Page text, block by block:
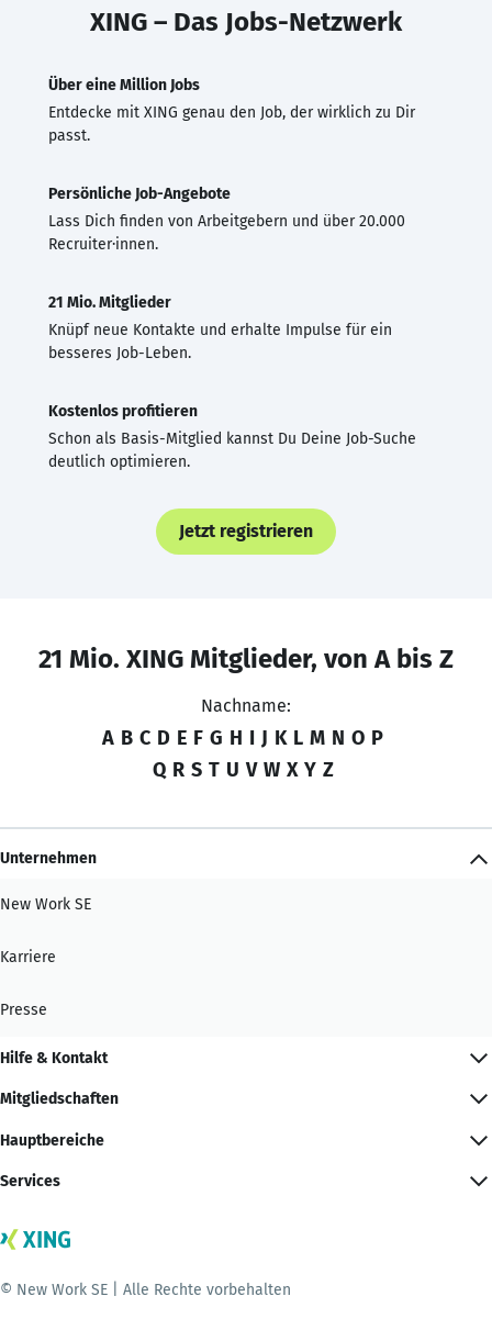
XING – Das Jobs-Netzwerk
Über eine Million Jobs
Entdecke mit XING genau den Job, der wirklich zu Dir
passt.
Persönliche Job-Angebote
Lass Dich finden von Arbeitgebern und über 20.000
Recruiter·innen.
21 Mio. Mitglieder
Knüpf neue Kontakte und erhalte Impulse für ein
besseres Job-Leben.
Kostenlos profitieren
Schon als Basis-Mitglied kannst Du Deine Job-Suche
deutlich optimieren.
Jetzt registrieren
21 Mio. XING Mitglieder, von A bis Z
Nachname:
A B C D E F G H I J K L M N O P
Q R S T U V W X Y Z
Unternehmen
New Work SE
Karriere
Presse
Hilfe & Kontakt
Mitgliedschaften
Hauptbereiche
Services
© New Work SE | Alle Rechte vorbehalten